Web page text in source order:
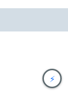
⚡